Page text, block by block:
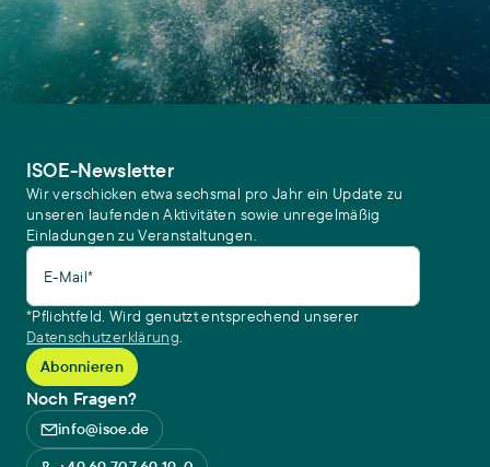
ISOE-Newsletter
Wir verschicken etwa sechsmal pro Jahr ein Update zu
unseren laufenden Aktivitäten sowie unregelmäßig
Einladungen zu Veranstaltungen.
E-Mail*
*Pflichtfeld. Wird genutzt entsprechend unserer
Datenschutzerklärung.
Noch Fragen?
info@isoe.de